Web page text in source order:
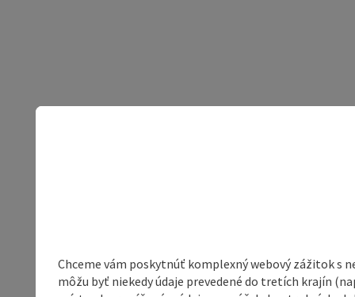
Chceme vám poskytnúť komplexný webový zážitok s
môžu byť niekedy údaje prevedené do tretích krajín